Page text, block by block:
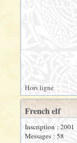
Hors ligne
French elf
Inscription : 2001
Messages : 58